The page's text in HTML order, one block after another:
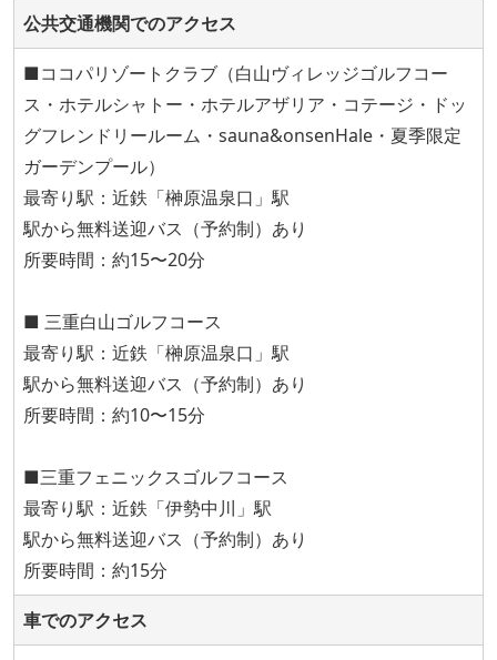
公共交通機関でのアクセス
■ココパリゾートクラブ（白山ヴィレッジゴルフコー
ス・ホテルシャトー・ホテルアザリア・コテージ・ドッ
グフレンドリールーム・sauna&onsenHale・夏季限定
ガーデンプール）
最寄り駅：近鉄「榊原温泉口」駅
駅から無料送迎バス（予約制）あり
所要時間：約15〜20分
■ 三重白山ゴルフコース
最寄り駅：近鉄「榊原温泉口」駅
駅から無料送迎バス（予約制）あり
所要時間：約10〜15分
■三重フェニックスゴルフコース
最寄り駅：近鉄「伊勢中川」駅
駅から無料送迎バス（予約制）あり
所要時間：約15分
車でのアクセス